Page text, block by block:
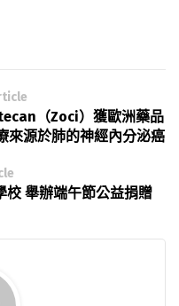
（Zoci）獲歐洲藥品
來源於肺的神經內分泌癌
校 舉辦端午節公益捐贈